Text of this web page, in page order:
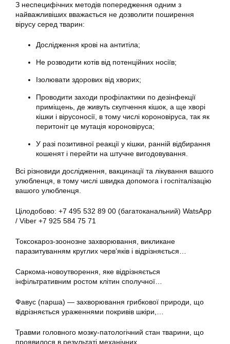
З неспецифічних методів попередження одним з
найважливіших вважається не дозволити поширення
вірусу серед тварин:
Дослідження крові на антитіла;
Не розводити котів від потенційних носіїв;
Ізолювати здорових від хворих;
Проводити заходи профілактики по дезінфекції
приміщень, де живуть скупчення кішок, а ще хворі
кішки і вірусоносії, в тому числі короновіруса, так як
перитоніт це мутація короновіруса;
У разі позитивної реакції у кішки, ранній відбирання
кошенят і перейти на штучне вигодовування.
Всі різновиди дослідження, вакцинації та лікування вашого
улюбленця, в тому числі швидка допомога і госпіталізацію
вашого улюбленця.
Цілодобово: +7 495 532 89 00 (багатоканальний) WatsApp
/ Viber +7 925 584 75 71
Токсокароз-зоонозне захворювання, викликане
паразитуванням круглих черв’яків і відрізняється…
Саркома-новоутворення, яке відрізняється
інфільтративним ростом клітин сполучної…
Фавус (парша) — захворювання грибкової природи, що
відрізняється ураженнями покривів шкіри,…
Травми головного мозку-патологічний стан тварини, що
проявилося в результаті механічних…